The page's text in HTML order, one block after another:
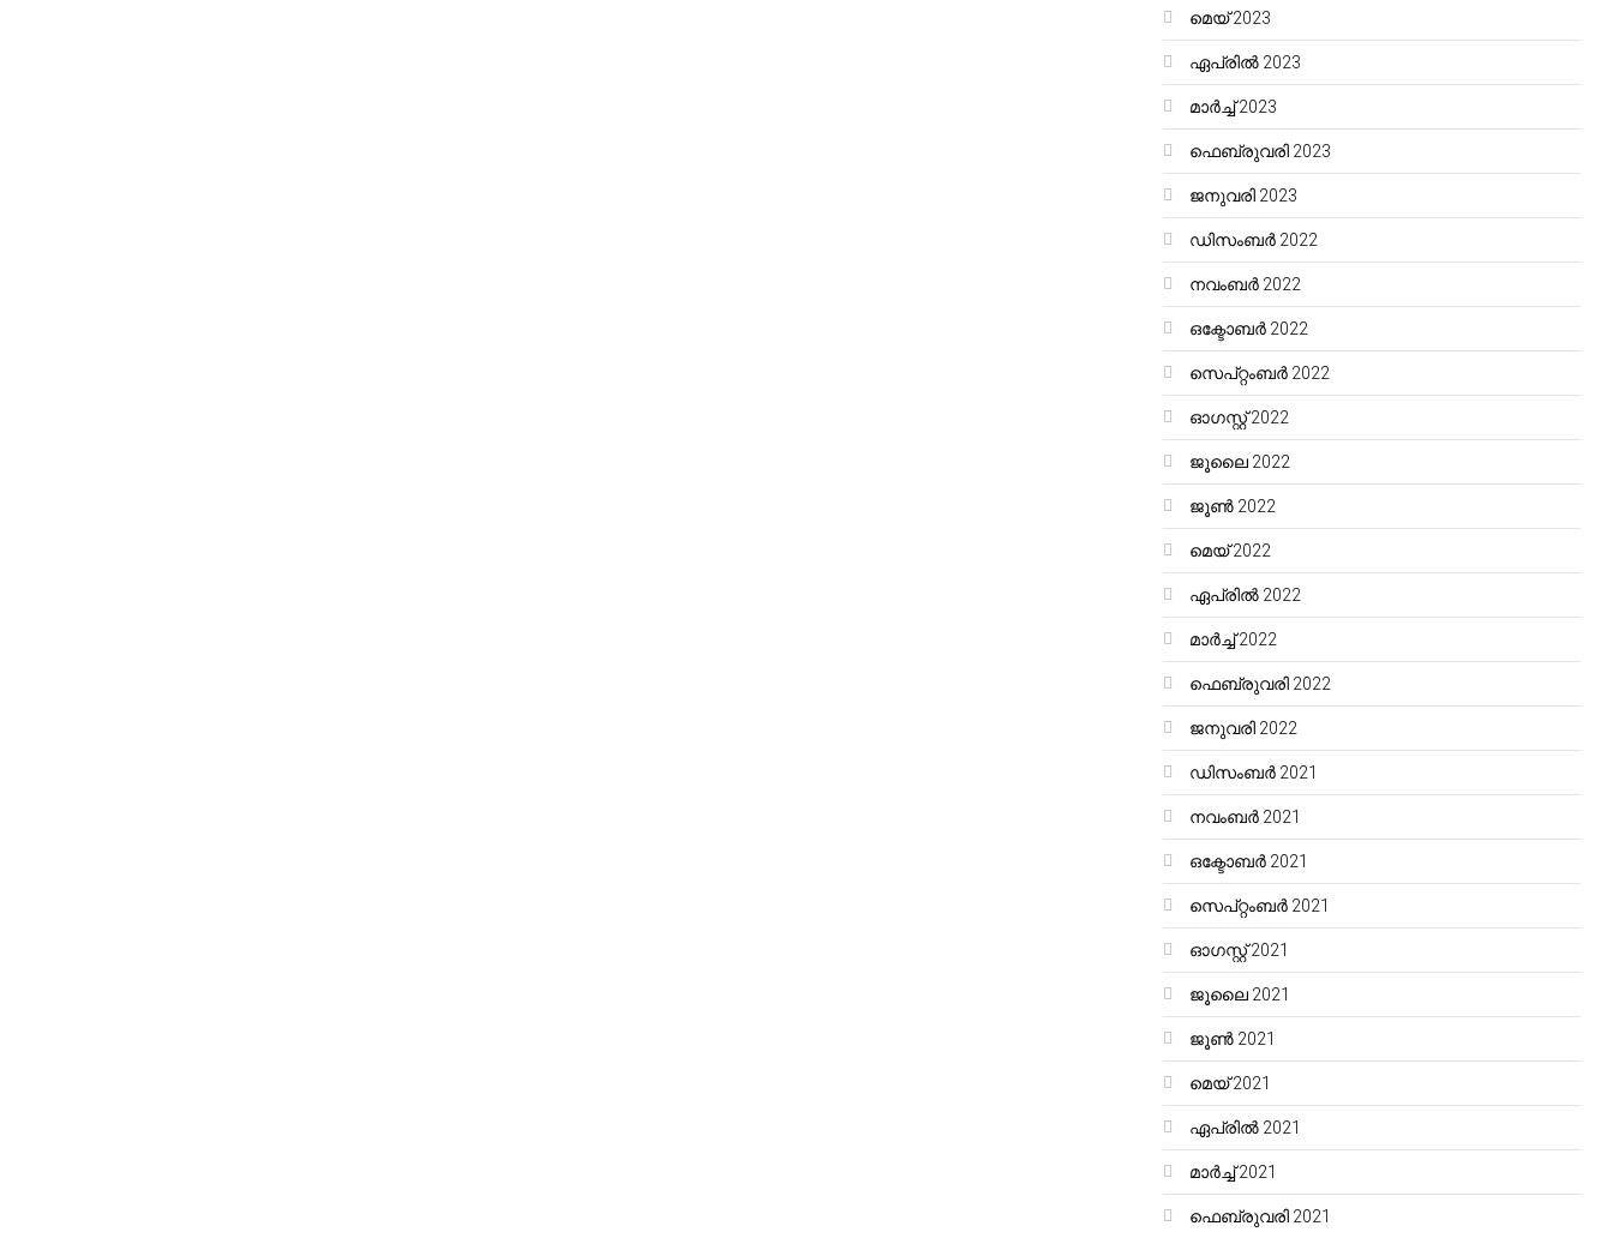
മെയ്‌ 2023
ഏപ്രിൽ 2023
മാർച്ച്‌ 2023
ഫെബ്രുവരി 2023
ജനുവരി 2023
ഡിസംബർ 2022
നവംബർ 2022
ഒക്ടോബർ 2022
സെപ്റ്റംബർ 2022
ഓഗസ്റ്റ്‌ 2022
ജൂലൈ 2022
ജൂൺ 2022
മെയ്‌ 2022
ഏപ്രിൽ 2022
മാർച്ച്‌ 2022
ഫെബ്രുവരി 2022
ജനുവരി 2022
ഡിസംബർ 2021
നവംബർ 2021
ഒക്ടോബർ 2021
സെപ്റ്റംബർ 2021
ഓഗസ്റ്റ്‌ 2021
ജൂലൈ 2021
ജൂൺ 2021
മെയ്‌ 2021
ഏപ്രിൽ 2021
മാർച്ച്‌ 2021
ഫെബ്രുവരി 2021